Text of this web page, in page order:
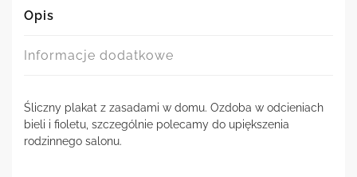
Opis
Informacje dodatkowe
Śliczny plakat z zasadami w domu. Ozdoba w odcieniach
bieli i fioletu, szczególnie polecamy do upiększenia
rodzinnego salonu.